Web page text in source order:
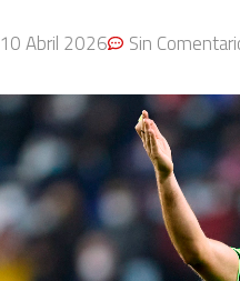
10 Abril 2026 Sin